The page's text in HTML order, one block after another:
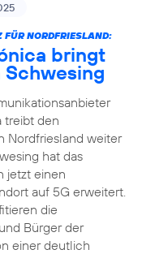
FÜR NORDFRIESLAND:
bringt
Schwesing
den
Nordfriesland weiter
hat das
jetzt einen
auf 5G erweitert.
die
Bürger der
einer deutlich